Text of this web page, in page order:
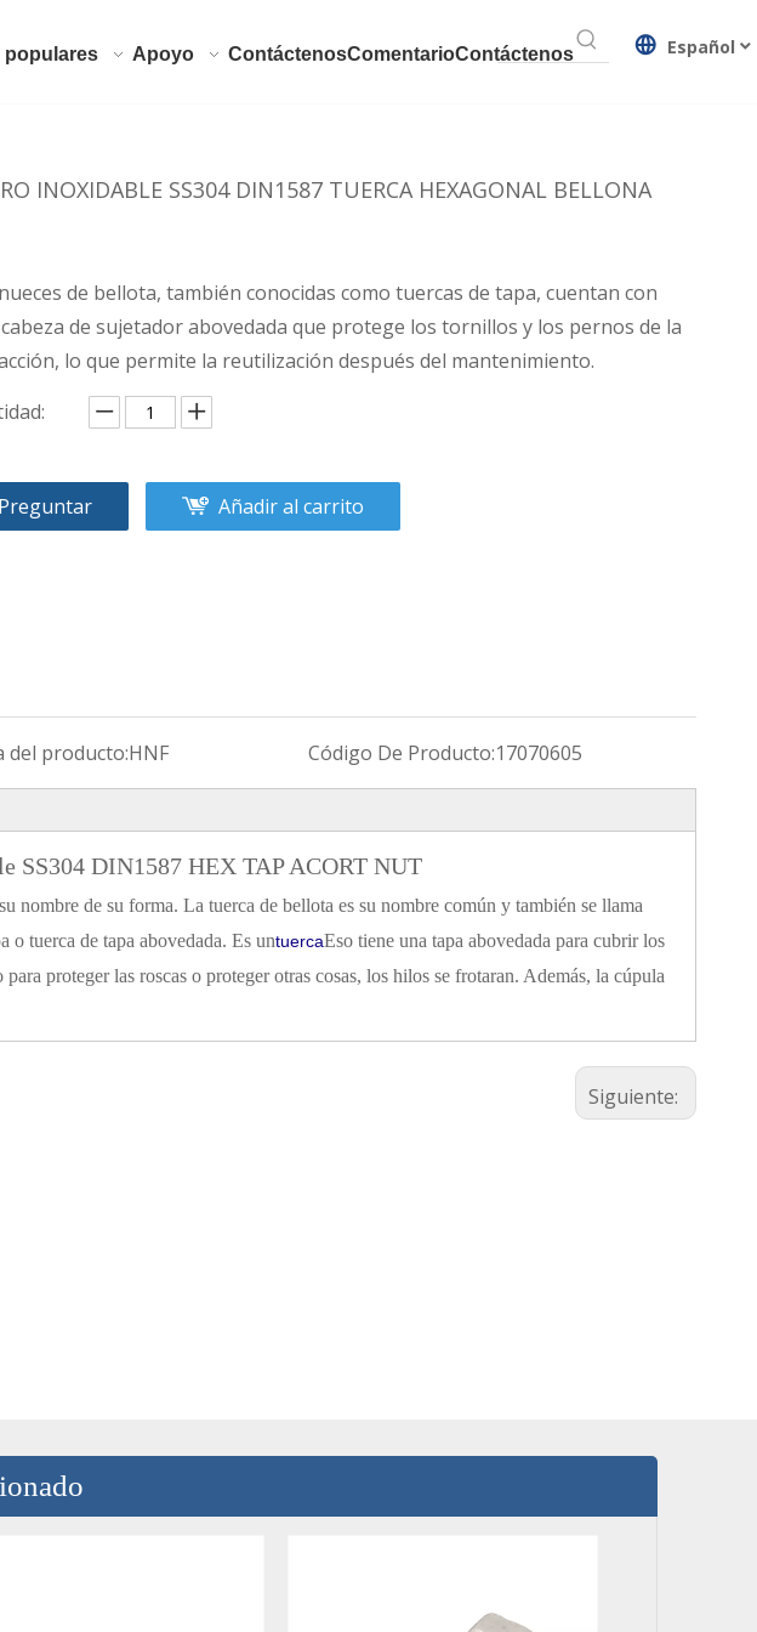
populares Apoyo ContáctenosComentarioContáctenos Español
INOXIDABLE SS304 DIN1587 TUERCA HEXAGONAL BELLONA
de bellota, también conocidas como tuercas de tapa, cuentan con
de sujetador abovedada que protege los tornillos y los pernos de la
lo que permite la reutilización después del mantenimiento.
Preguntar Añadir al carrito
del producto:HNF Código De Producto:17070605
SS304 DIN1587 HEX TAP ACORT NUT
nombre de su forma. La tuerca de bellota es su nombre común y también se llama
o tuerca de tapa abovedada. Es untuercaEso tiene una tapa abovedada para cubrir los
proteger las roscas o proteger otras cosas, los hilos se frotaran. Además, la cúpula
Siguiente: